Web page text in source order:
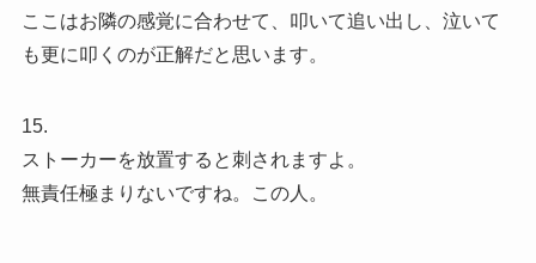
ここはお隣の感覚に合わせて、叩いて追い出し、泣いて
も更に叩くのが正解だと思います。
15.
ストーカーを放置すると刺されますよ。
無責任極まりないですね。この人。